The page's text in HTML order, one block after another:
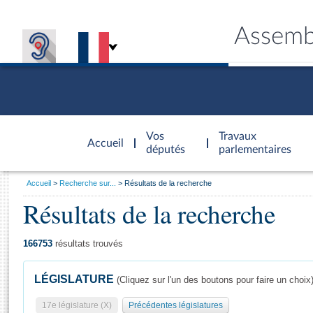
Accueil
d'accueil
Vos
députés
Travaux
parlementaires
Général
Vous
Accueil Recherche sur... Résultats de la recherche
Résultats de la recherche
166753 résultats trouvés
LÉGISLATURE (Cliquez sur l'un des boutons pour faire un choix)
17e législature (X) Précédentes législatures